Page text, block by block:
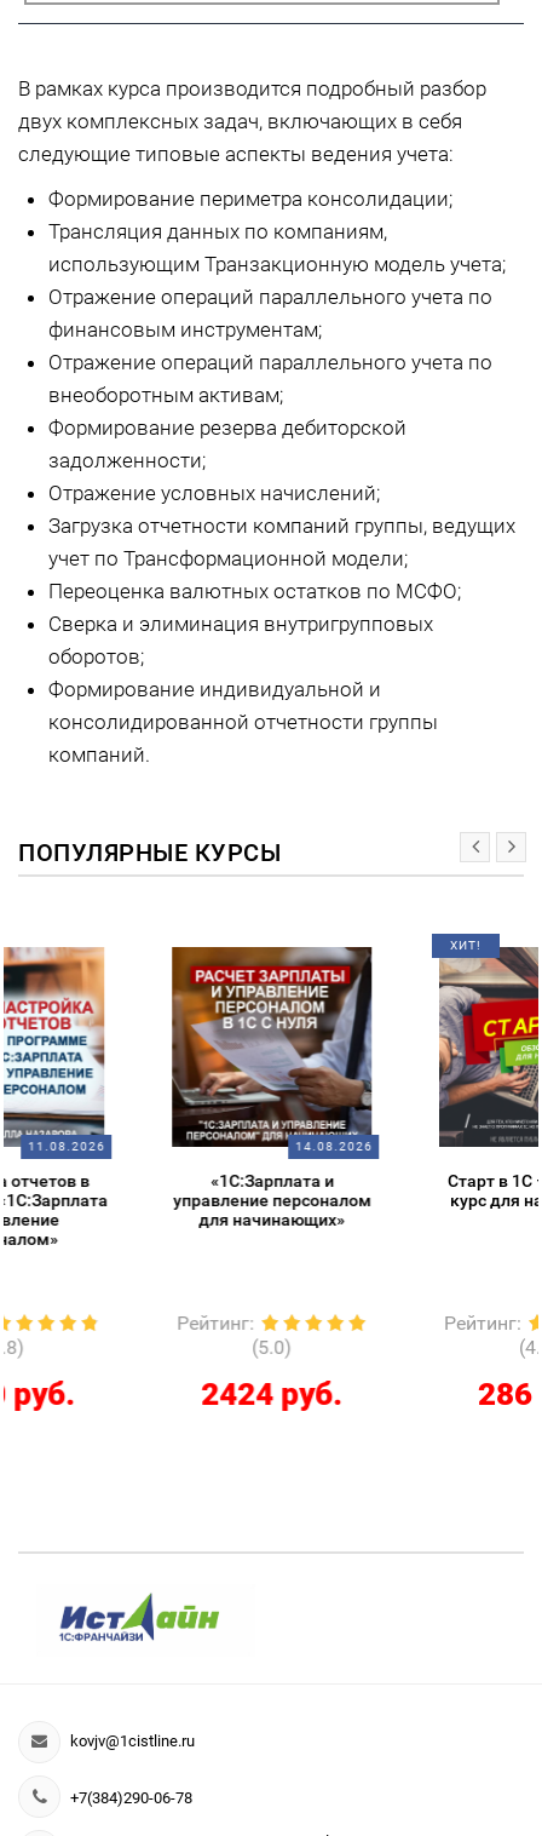
В рамках курса производится подробный разбор
двух комплексных задач, включающих в себя
следующие типовые аспекты ведения учета:
Формирование периметра консолидации;
Трансляция данных по компаниям,
использующим Транзакционную модель учета;
Отражение операций параллельного учета по
финансовым инструментам;
Отражение операций параллельного учета по
внеоборотным активам;
Формирование резерва дебиторской
задолженности;
Отражение условных начислений;
Загрузка отчетности компаний группы, ведущих
учет по Трансформационной модели;
Переоценка валютных остатков по МСФО;
Сверка и элиминация внутригрупповых
оборотов;
Формирование индивидуальной и
консолидированной отчетности группы
компаний.
ПОПУЛЯРНЫЕ КУРСЫ
14.08.2026
«1С:Зарплата и
управление персоналом
для начинающих»
Рейтинг
2424 руб.
ХИТ!
14.08.2026
Старт в 1С – обзорный
курс для начинающих
Рейтинг
kovjv@1cistline.ru
+7(384)290-06-78